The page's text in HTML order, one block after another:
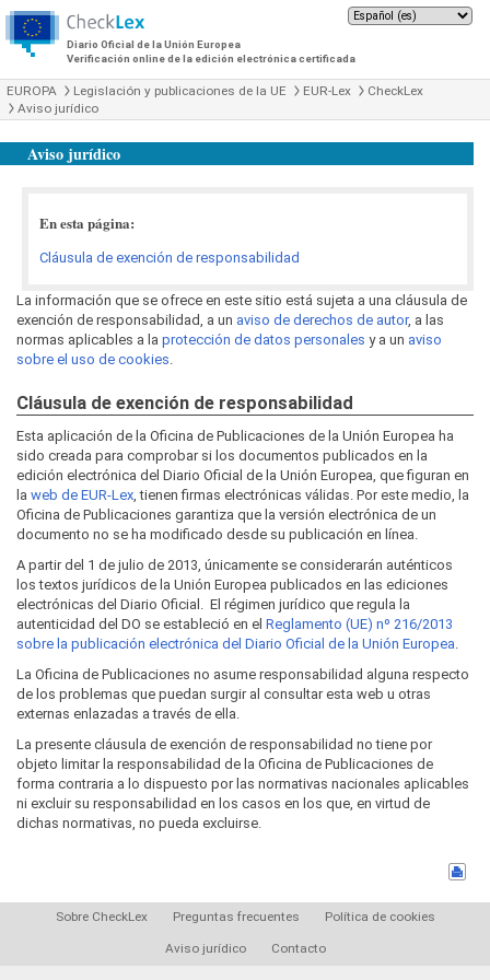
Diario Oficial de la Unión Europea
Verificación online de la edición electrónica certificada
EUROPA Legislación y publicaciones de la UE EUR-Lex
CheckLex
Aviso jurídico
Aviso jurídico
En esta página:
Cláusula de exención de responsabilidad
La información que se ofrece en este sitio está sujeta a una cláusula de
exención de responsabilidad, a un aviso de derechos de autor, a las
normas aplicables a la protección de datos personales y a un aviso
sobre el uso de cookies.
Cláusula de exención de responsabilidad
Esta aplicación de la Oficina de Publicaciones de la Unión Europea ha
sido creada para comprobar si los documentos publicados en la
edición electrónica del Diario Oficial de la Unión Europea, que figuran en
la web de EUR-Lex, tienen firmas electrónicas válidas. Por este medio, la
Oficina de Publicaciones garantiza que la versión electrónica de un
documento no se ha modificado desde su publicación en línea.
A partir del 1 de julio de 2013, únicamente se considerarán auténticos
los textos jurídicos de la Unión Europea publicados en las ediciones
electrónicas del Diario Oficial. El régimen jurídico que regula la
autenticidad del DO se estableció en el Reglamento (UE) nº 216/2013
sobre la publicación electrónica del Diario Oficial de la Unión Europea.
La Oficina de Publicaciones no asume responsabilidad alguna respecto
de los problemas que puedan surgir al consultar esta web u otras
externas enlazadas a través de ella.
La presente cláusula de exención de responsabilidad no tiene por
objeto limitar la responsabilidad de la Oficina de Publicaciones de
forma contraria a lo dispuesto por las normativas nacionales aplicables
ni excluir su responsabilidad en los casos en los que, en virtud de
dichas normativas, no pueda excluirse.
Sobre CheckLex Preguntas frecuentes Política de cookies
Aviso jurídico Contacto